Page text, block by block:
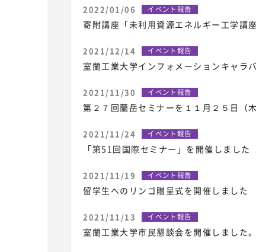
2022/01/06 イベント報告
寄附講座「未利用資源エネルギー工学講
2021/12/14 イベント報告
室蘭工業大学インフォメーションキャラ
2021/11/30 イベント報告
第２７回蘭岳セミナーを１１月２５日（
2021/11/24 イベント報告
「第51回国際セミナー」を開催しました
2021/11/19 イベント報告
留学生へのリンゴ贈呈式を開催しました
2021/11/13 イベント報告
室蘭工業大学市民懇談会を開催しました。